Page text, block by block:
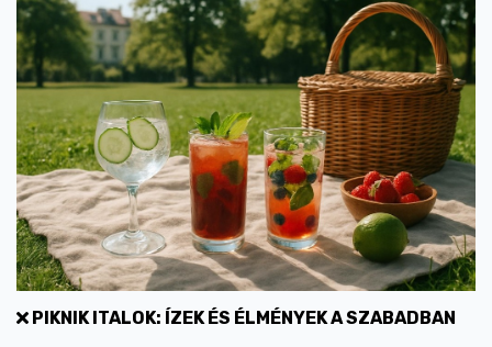
PIKNIK ITALOK: ÍZEK ÉS ÉLMÉNYEK A SZABADBAN